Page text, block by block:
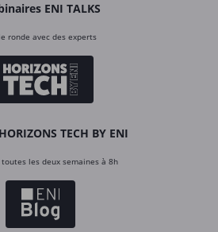
ENI TALKS
ronde avec des experts
TECH BY ENI
les deux semaines à 8h